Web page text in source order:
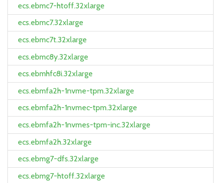
ecs.ebmc7-htoff.32xlarge
ecs.ebmc7.32xlarge
ecs.ebmc7t.32xlarge
ecs.ebmc8y.32xlarge
ecs.ebmhfc8i.32xlarge
ecs.ebmfa2h-1nvme-tpm.32xlarge
ecs.ebmfa2h-1nvmec-tpm.32xlarge
ecs.ebmfa2h-1nvmes-tpm-inc.32xlarge
ecs.ebmfa2h.32xlarge
ecs.ebmg7-dfs.32xlarge
ecs.ebmg7-htoff.32xlarge